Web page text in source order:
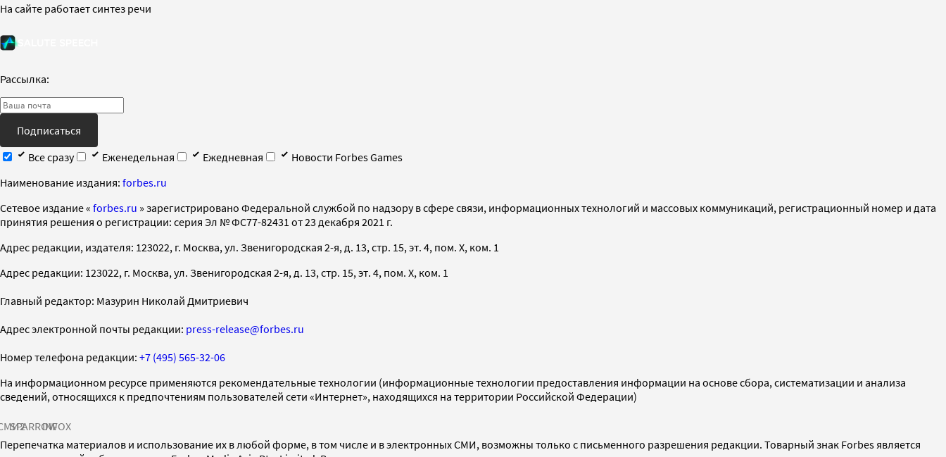
На сайте работает синтез речи
Рассылка:
Подписаться
Все сразу
Еженедельная Ежедневная
Новости Forbes Games
Наименование издания: forbes.ru
Cетевое издание « forbes.ru » зарегистрировано Федеральной службой по надзору в сфере связи, информационных технологий и массовых коммуникаций, регистрационный номер и дата
принятия решения о регистрации: серия Эл № ФС77-82431 от 23 декабря 2021 г.
Адрес редакции, издателя: 123022, г. Москва, ул. Звенигородская 2-я, д. 13, стр. 15, эт. 4, пом. X, ком. 1
Адрес редакции: 123022, г. Москва, ул. Звенигородская 2-я, д. 13, стр. 15, эт. 4, пом. X, ком. 1
Главный редактор: Мазурин Николай Дмитриевич
Адрес электронной почты редакции: press-release@forbes.ru
Номер телефона редакции: +7 (495) 565-32-06
На информационном ресурсе применяются рекомендательные технологии (информационные технологии предоставления информации на основе сбора, систематизации и анализа
сведений, относящихся к предпочтениям пользователей сети «Интернет», находящихся на территории Российской Федерации)
SPARROWINFOX
Перепечатка материалов и использование их в любой форме, в том числе и в электронных СМИ, возможны только с письменного разрешения редакции. Товарный знак Forbes является